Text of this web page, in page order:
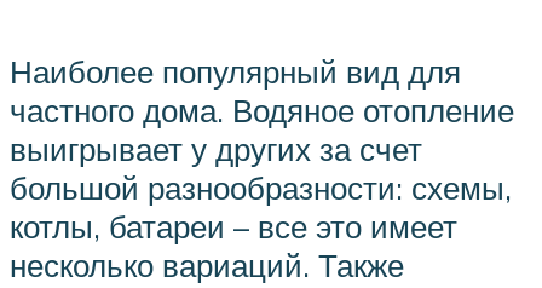
Наиболее популярный вид для
частного дома. Водяное отопление
выигрывает у других за счет
большой разнообразности: схемы,
котлы, батареи – все это имеет
несколько вариаций. Также